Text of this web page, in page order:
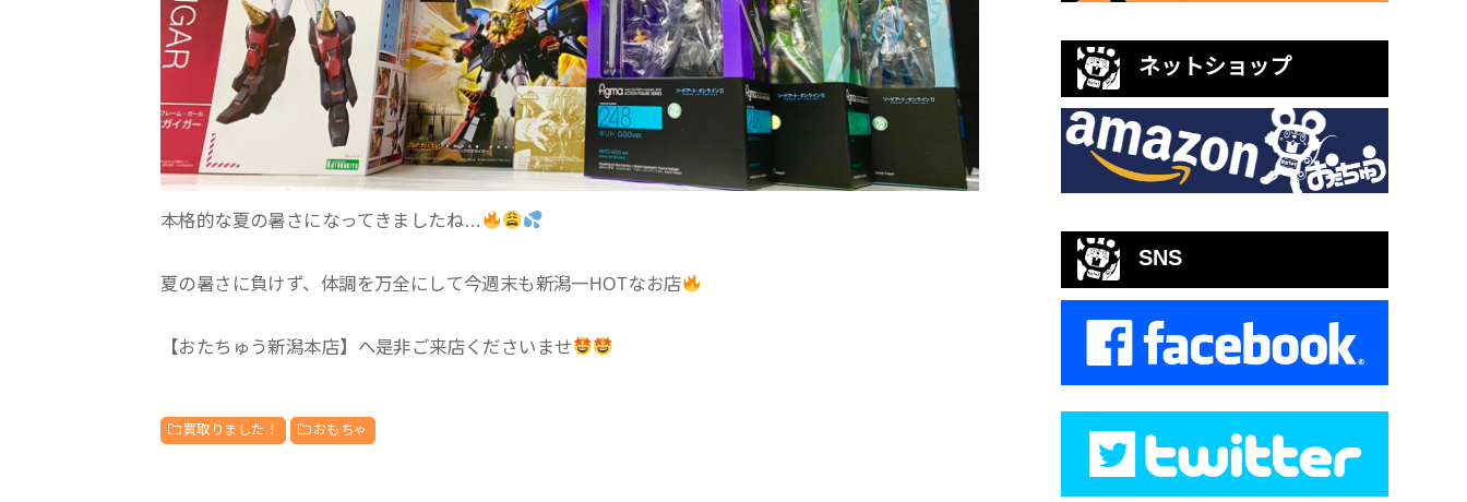
本格的な夏の暑さになってきましたね…
夏の暑さに負けず、体調を万全にして今週末も新潟一HOTなお店
【おたちゅう新潟本店】へ是非ご来店くださいませ
買取りました！ おもちゃ
ネットショップ
SNS